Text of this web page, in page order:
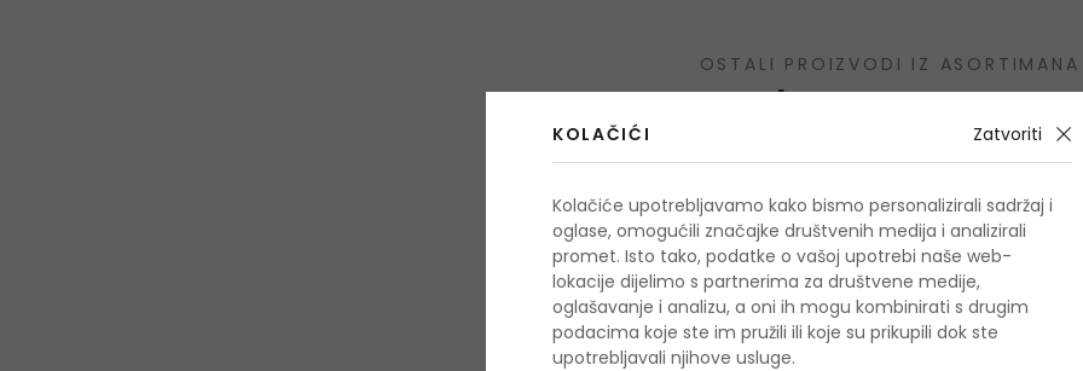
OSTALI PROIZVODI IZ ASORTIMANA
Xpel Tea Tree
-20%. KOD:
KOLAČIĆI Zatvoriti
Kolačiće upotrebljavamo kako bismo personalizirali sadržaj i
oglase, omogućili značajke društvenih medija i analizirali
promet. Isto tako, podatke o vašoj upotrebi naše web-
lokacije dijelimo s partnerima za društvene medije,
oglašavanje i analizu, a oni ih mogu kombinirati s drugim
podacima koje ste im pružili ili koje su prikupili dok ste
upotrebljavali njihove usluge.